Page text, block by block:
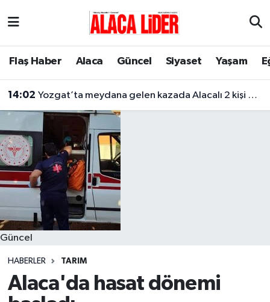
Flaş Haber Alaca Güncel Siyaset Yaşam
14:02 Yozgat’ta meydana gelen kazada Alacalı 2 kişi hayatını kaybetti
Güncel
HABERLER TARIM
Alaca'da hasat dönemi
Çorum Nöbetçi Eczaneler
Çorum Trafik Yoğunluk Haritası
Süper Lig Puan Durumu ve Fikstür
Tüm Manşetler
Son Dakika Haberleri
Haber Arşivi